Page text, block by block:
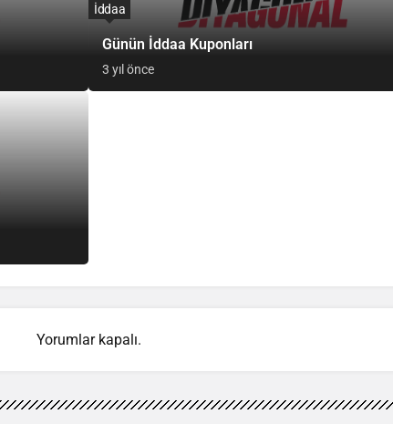
Günün İddaa Kuponları
İddaa
3 yıl önce
Yorumlar kapalı.